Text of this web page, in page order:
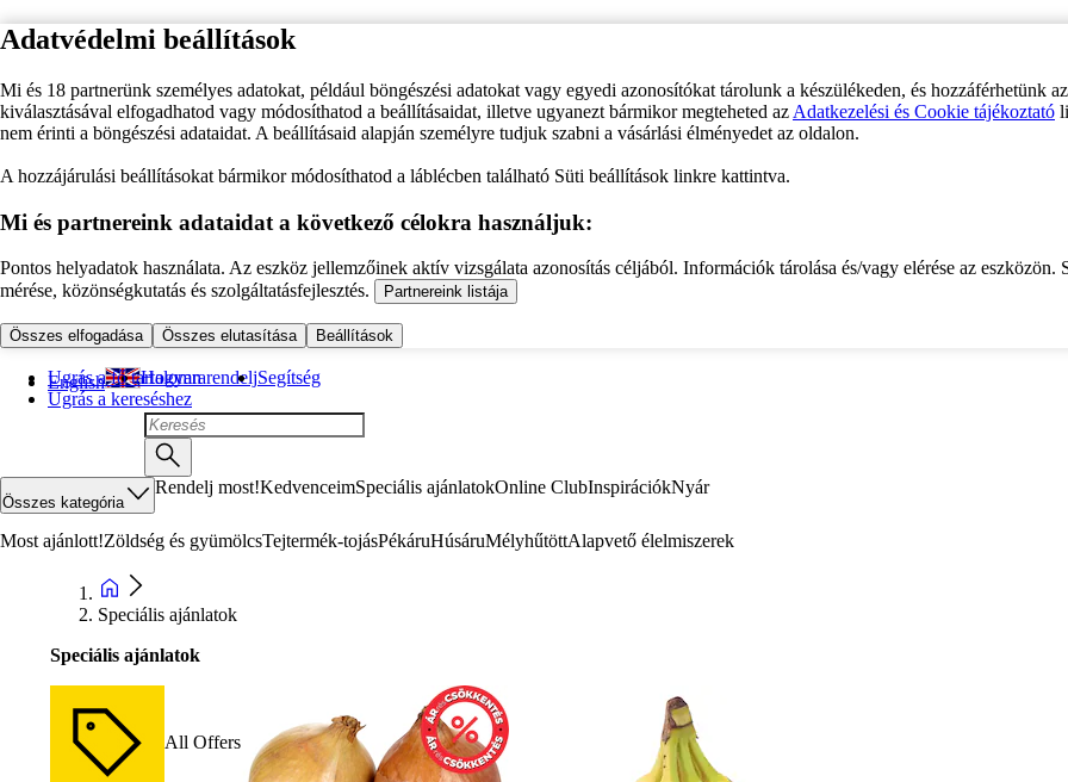
Adatvédelmi beállítások
Mi és 18 partnerünk személyes adatokat, például böngészési adatokat vagy egyedi azonosítókat tárolunk a készülékeden, és hozzáférhetünk
kiválasztásával elfogadhatod vagy módosíthatod a beállításaidat, illetve ugyanezt bármikor megteheted az Adatkezelési és Cookie tájékoztató
nem érinti a böngészési adataidat. A beállításaid alapján személyre tudjuk szabni a vásárlási élményedet az oldalon.
A hozzájárulási beállításokat bármikor módosíthatod a láblécben található Süti beállítások linkre kattintva.
Mi és partnereink adataidat a következő célokra használjuk:
Pontos helyadatok használata. Az eszköz jellemzőinek aktív vizsgálata azonosítás céljából. Információk tárolása és/vagy elérése az eszközön.
mérése, közönségkutatás és szolgáltatásfejlesztés.
Partnereink listája
Összes elfogadása Összes elutasítása Beállítások
Ugrás a fő tartalomra
Ugrás a kereséshez
English Hogyan rendeljSegítség
Összes kategória
Rendelj most!KedvenceimSpeciális ajánlatokOnline ClubInspirációkNyár
Most ajánlott!Zöldség és gyümölcsTejtermék-tojásPékáruHúsáruMélyhűtöttAlapvető élelmiszerek
Speciális ajánlatok
Speciális ajánlatok
All Offers